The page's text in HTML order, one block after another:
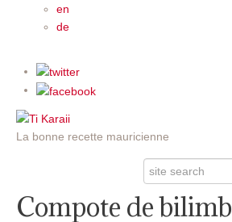
en
de
La bonne recette mauricienne
Compote de